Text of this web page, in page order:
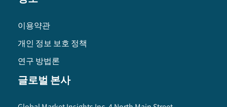
이용약관
개인 정보 보호 정책
연구 방법론
글로벌 본사